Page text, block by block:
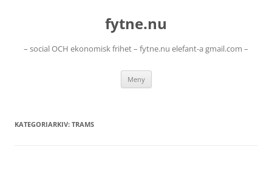
fytne.nu
– social OCH ekonomisk frihet – fytne.nu elefant-a gmail.com –
Meny
KATEGORIARKIV: TRAMS